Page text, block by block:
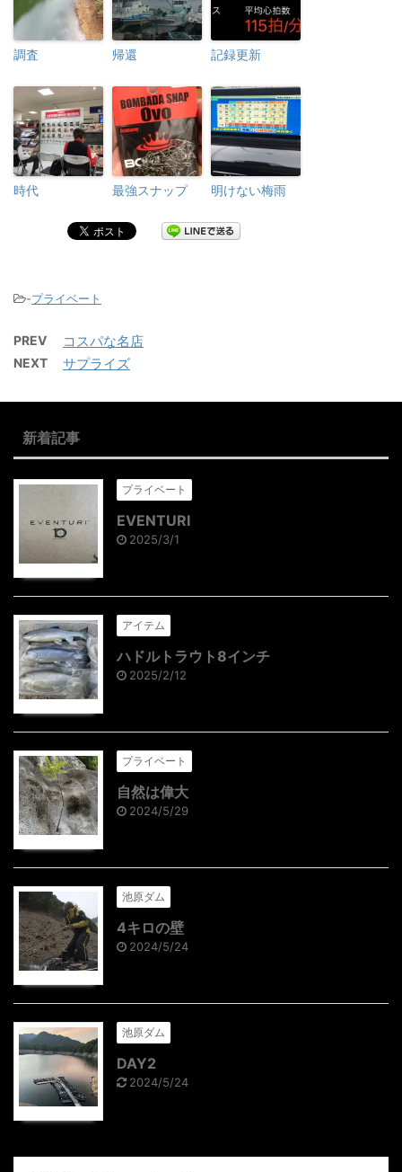
調査 帰還 記録更新
時代 最強スナップ 明けない梅雨
-プライベート
PREV コスパな名店
NEXT サプライズ
新着記事
プライベート
EVENTURI
2025/3/1
アイテム
ハドルトラウト8インチ
2025/2/12
プライベート
自然は偉大
2024/5/29
池原ダム
4キロの壁
2024/5/24
池原ダム
DAY2
2024/5/24